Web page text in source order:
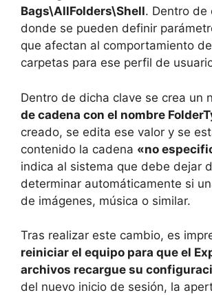
Bags\AllFolders\Shell. Dentro de
donde se pueden definir
que afectan al comportamiento
carpetas para ese perfil de
Dentro de dicha clave se crea un
de cadena con el nombre
creado, se edita ese valor y se
contenido la cadena «no
indica al sistema que debe dejar
determinar automáticamente si
de imágenes, música o similar.
Tras realizar este cambio, es
reiniciar el equipo para que el
archivos recargue su
del nuevo inicio de sesión, la